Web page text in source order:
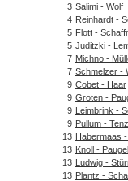
3 Salimi - Wolf
4 Reinhardt -
5 Flott -
5 Juditzki -
7 Michno -
7 Schmelzer -
9 Cobet - Haar
9 Groten -
9 Leimbrink -
9 Pullum -
13 Habermaas
13 Knoll -
13 Ludwig -
13 Plantz -